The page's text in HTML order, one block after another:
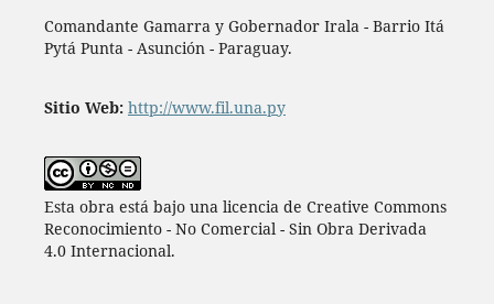
Comandante Gamarra y Gobernador Irala - Barrio Itá
Pytá Punta - Asunción - Paraguay.
Sitio Web: http://www.fil.una.py
Esta obra está bajo una licencia de Creative Commons
Reconocimiento - No Comercial - Sin Obra Derivada
4.0 Internacional.